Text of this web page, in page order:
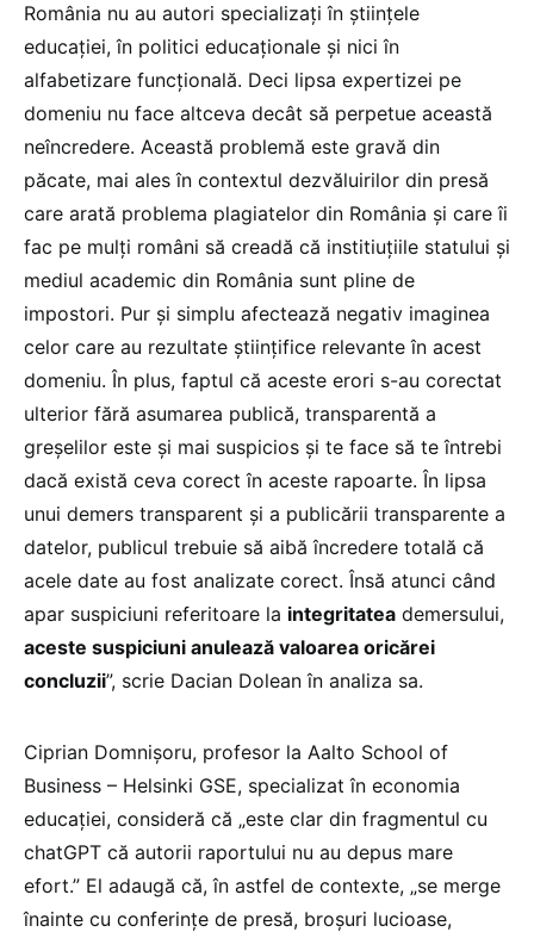
România nu au autori specializați în științele
educației, în politici educaționale și nici în
alfabetizare funcțională. Deci lipsa expertizei pe
domeniu nu face altceva decât să perpetue această
neîncredere. Această problemă este gravă din
păcate, mai ales în contextul dezvăluirilor din presă
care arată problema plagiatelor din România și care îi
fac pe mulți români să creadă că institiuțiile statului și
mediul academic din România sunt pline de
impostori. Pur și simplu afectează negativ imaginea
celor care au rezultate științifice relevante în acest
domeniu. În plus, faptul că aceste erori s-au corectat
ulterior fără asumarea publică, transparentă a
greșelilor este și mai suspicios și te face să te întrebi
dacă există ceva corect în aceste rapoarte. În lipsa
unui demers transparent și a publicării transparente a
datelor, publicul trebuie să aibă încredere totală că
acele date au fost analizate corect. Însă atunci când
apar suspiciuni referitoare la integritatea demersului,
aceste suspiciuni anulează valoarea oricărei
concluzii”, scrie Dacian Dolean în analiza sa.
Ciprian Domnișoru, profesor la Aalto School of
Business – Helsinki GSE, specializat în economia
educației, consideră că „este clar din fragmentul cu
chatGPT că autorii raportului nu au depus mare
efort.” El adaugă că, în astfel de contexte, „se merge
înainte cu conferințe de presă, broșuri lucioase,